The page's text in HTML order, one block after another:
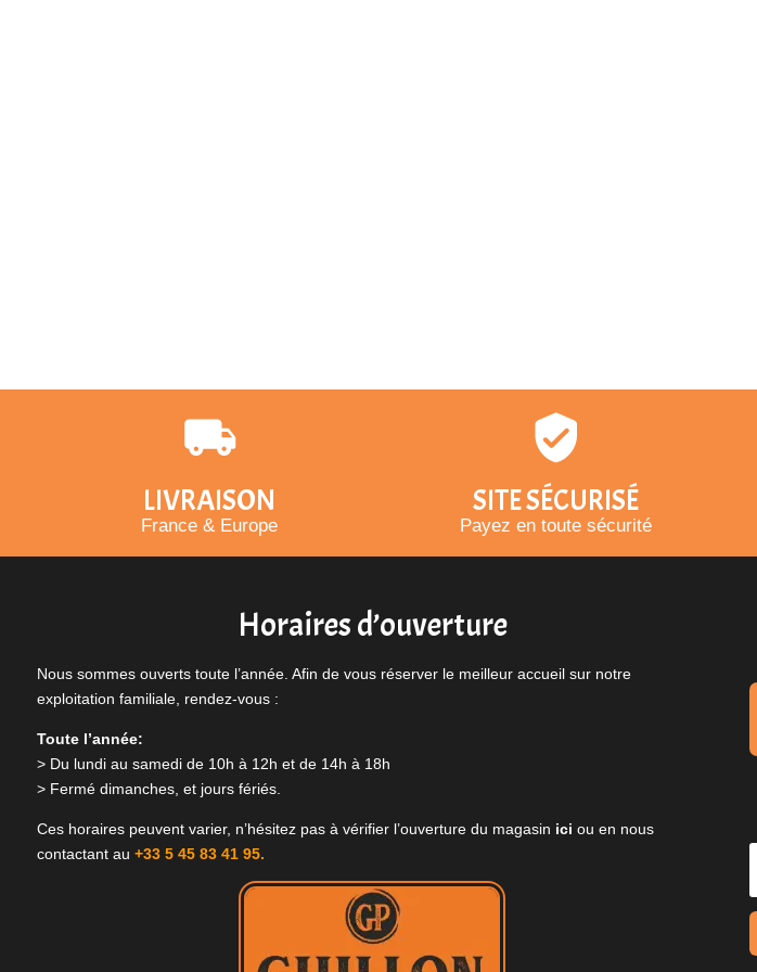
LIVRAISON
France & Europe
SITE SÉCURISÉ
Payez en toute sécurité
Horaires d’ouverture
Nous sommes ouverts toute l’année. Afin de vous réserver le meilleur accueil sur notre
exploitation familiale, rendez-vous :
Toute l’année:
> Du lundi au samedi de 10h à 12h et de 14h à 18h
> Fermé dimanches, et jours fériés.
Ces horaires peuvent varier, n’hésitez pas à vérifier l’ouverture du magasin ici ou en nous
contactant au +33 5 45 83 41 95.